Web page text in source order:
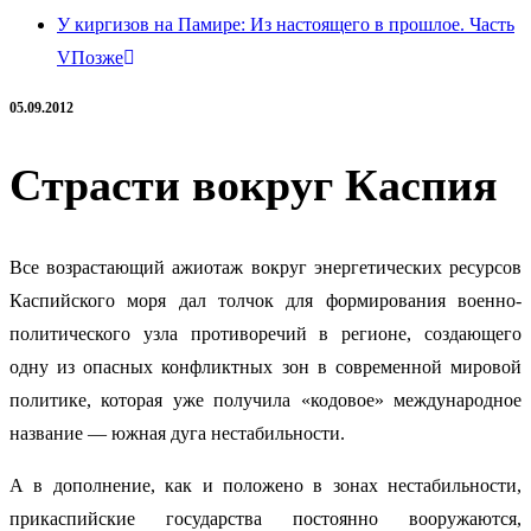
У киргизов на Памире: Из настоящего в прошлое. Часть
VПозже
05.09.2012
Страсти вокруг Каспия
Все возрастающий ажиотаж вокруг энергетических ресурсов
Каспийского моря дал толчок для формирования военно-
политического узла противоречий в регионе, создающего
одну из опасных конфликтных зон в современной мировой
политике, которая уже получила «кодовое» международное
название — южная дуга нестабильности.
А в дополнение, как и положено в зонах нестабильности,
прикаспийские государства постоянно вооружаются,